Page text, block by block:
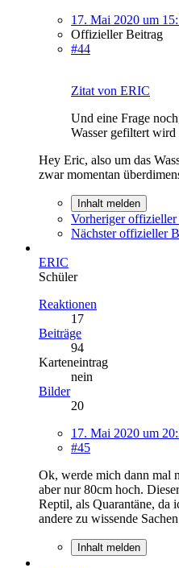
17. Mai 2020 um
Offizieller Beitrag
#44
Zitat von ERIC
Und eine Frage
Wasser gefiltert wird
Hey Eric, also um das
zwar momentan
Inhalt melden
Vorheriger
Nächster offizieller
ERIC
Schüler
Reaktionen
17
Beiträge
94
Karteneintrag
nein
Bilder
20
17. Mai 2020 um
#45
Ok, werde mich dann mal
aber nur 80cm hoch.
Reptil, als Quarantäne, da
andere zu wissende
Inhalt melden